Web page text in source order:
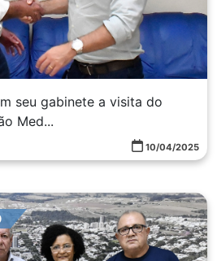
seu gabinete a visita do
Med...
10/04/2025